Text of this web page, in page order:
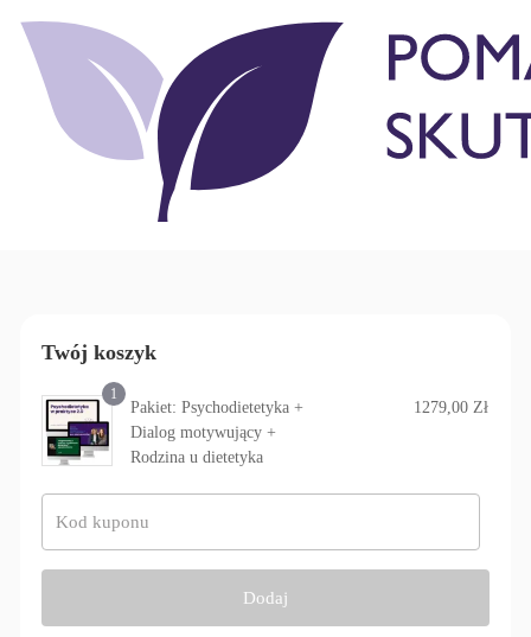
Twój koszyk
1
Pakiet: Psychodietetyka +
Dialog motywujący +
Rodzina u dietetyka
1279,00 Zł
Kod kuponu
Dodaj